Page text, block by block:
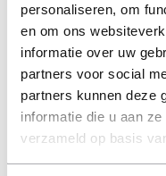
personaliseren, om
en om ons
informatie over uw
partners voor social
partners kunnen deze
informatie die u aan
verzameld op basis
Microsoft Windows
Flash Drive) 1
Direct leverbaar